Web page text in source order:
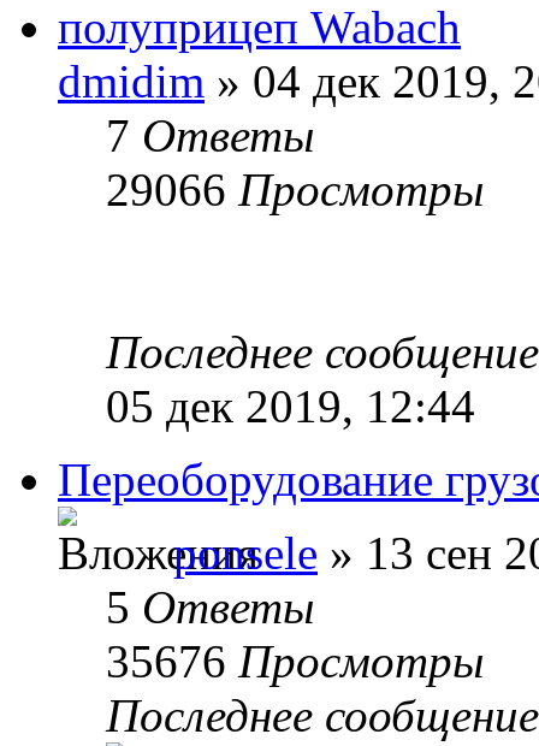
полуприцеп Wabach
dmidim » 04 дек 2019,
7 Ответы
29066 Просмотры
Последнее
05 дек 2019, 12:44
Переоборудование
ponsele » 13 сен
5 Ответы
35676 Просмотры
Последнее